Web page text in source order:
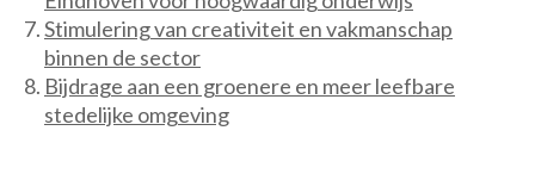
Stimulering van creativiteit en vakmanschap
binnen de sector
Bijdrage aan een groenere en meer leefbare
stedelijke omgeving